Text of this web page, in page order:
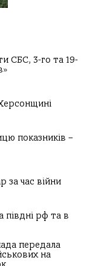
СБС, 3-го та 19-
показників –
за час війни
півдні рф та в
передала
на